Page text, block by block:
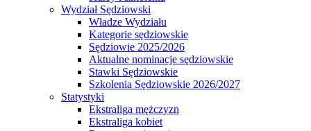
Wydział Sędziowski
Władze Wydziału
Kategorie sędziowskie
Sędziowie 2025/2026
Aktualne nominacje sędziowskie
Stawki Sędziowskie
Szkolenia Sędziowskie 2026/2027
Statystyki
Ekstraliga mężczyzn
Ekstraliga kobiet